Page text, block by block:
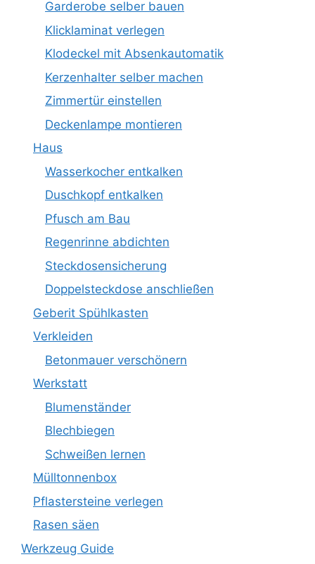
Garderobe selber bauen
Klicklaminat verlegen
Klodeckel mit Absenkautomatik
Kerzenhalter selber machen
Zimmertür einstellen
Deckenlampe montieren
Haus
Wasserkocher entkalken
Duschkopf entkalken
Pfusch am Bau
Regenrinne abdichten
Steckdosensicherung
Doppelsteckdose anschließen
Geberit Spühlkasten
Verkleiden
Betonmauer verschönern
Werkstatt
Blumenständer
Blechbiegen
Schweißen lernen
Mülltonnenbox
Pflastersteine verlegen
Rasen säen
Werkzeug Guide